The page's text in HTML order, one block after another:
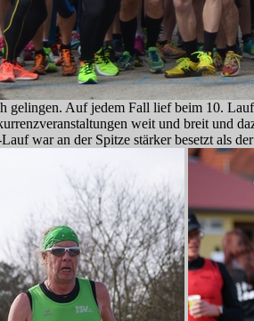
gelingen. Auf jedem Fall lief beim 10.
weit und breit und
war an der Spitze stärker besetzt als